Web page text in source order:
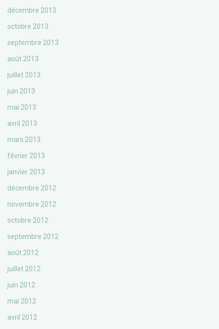
décembre 2013
octobre 2013
septembre 2013
août 2013
juillet 2013
juin 2013
mai 2013
avril 2013
mars 2013
février 2013
janvier 2013
décembre 2012
novembre 2012
octobre 2012
septembre 2012
août 2012
juillet 2012
juin 2012
mai 2012
avril 2012